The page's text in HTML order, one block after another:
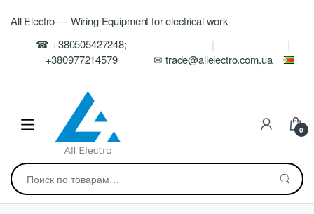
navigation
All Electro — Wiring Equipment for electrical work
☎ +380505427248;
+380977214579
✉ trade@allelectro.com.ua
0
Искать: